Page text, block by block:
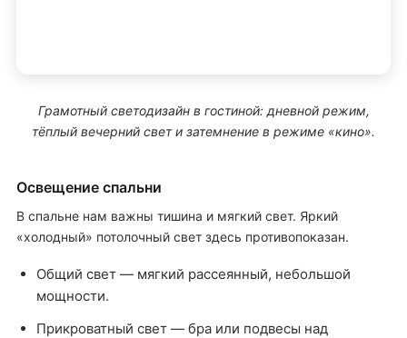
Грамотный светодизайн в гостиной: дневной режим,
тёплый вечерний свет и затемнение в режиме «кино».
Освещение спальни
В спальне нам важны тишина и мягкий свет. Яркий
«холодный» потолочный свет здесь противопоказан.
Общий свет — мягкий рассеянный, небольшой
мощности.
Прикроватный свет — бра или подвесы над